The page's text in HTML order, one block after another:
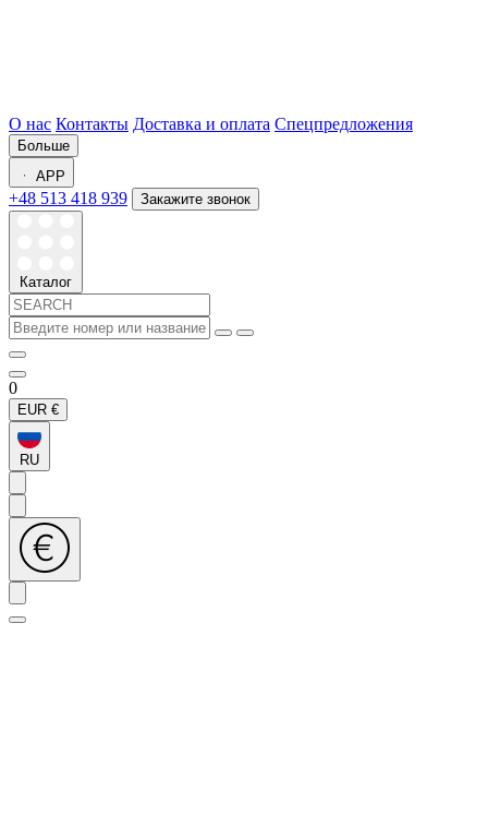
О нас Контакты Доставка и оплата Спецпредложения
Больше
APP
+48 513 418 939 Закажите звонок
Каталог
0
EUR €
RU